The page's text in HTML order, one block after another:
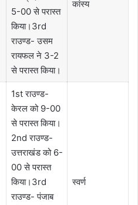
5-00 से परास्त
किया।3rd
राउण्ड- उसम
रायफल ने 3-2
से परास्त किया।
कांस्य
1st राउण्ड-
केरल को 9-00
से परास्त किया।
2nd राउण्ड-
उत्तराखंड को 6-
00 से परास्त
किया।3rd
राउण्ड- पंजाब
स्वर्ण